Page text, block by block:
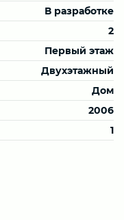
В разработке
2
Первый этаж
Двухэтажный
Дом
2006
1